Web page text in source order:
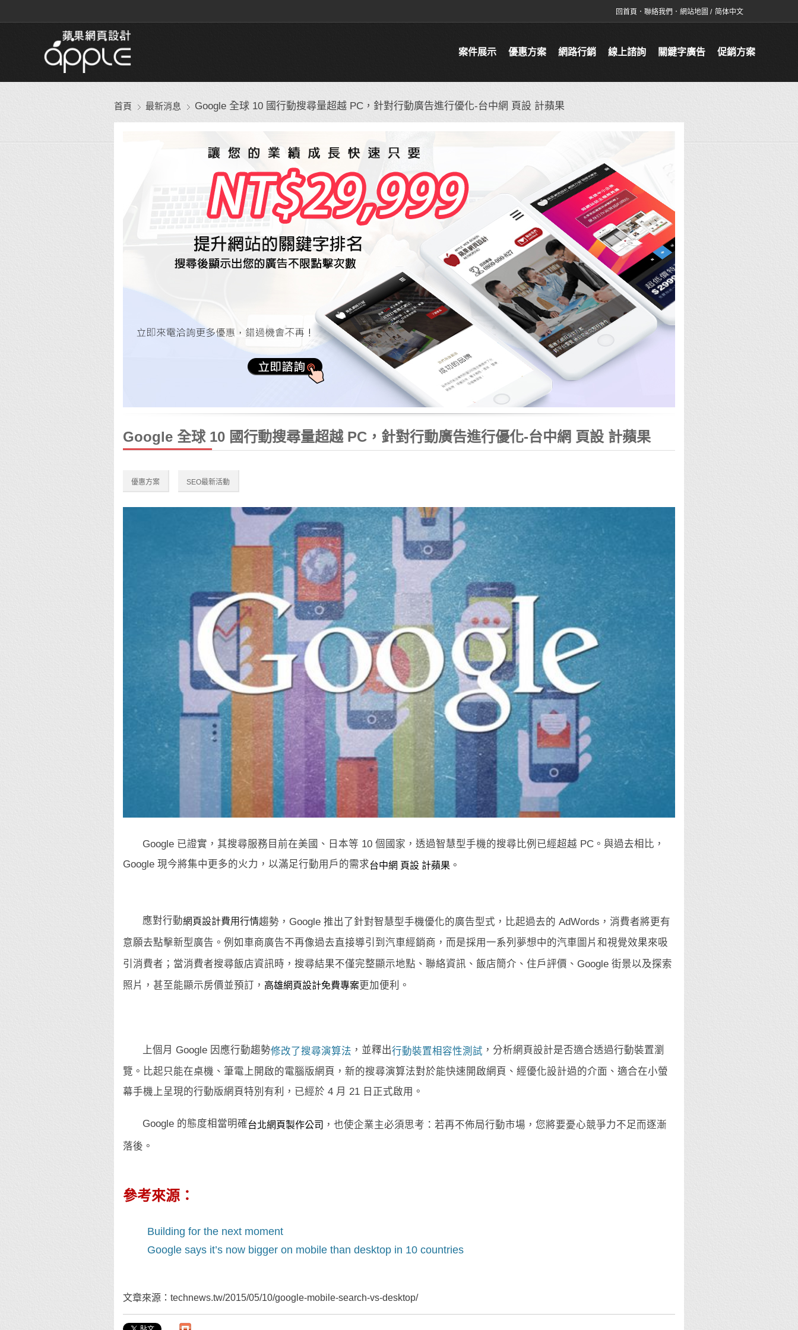
简体中文
網站地圖 /
聯絡我們 ．
回首頁 ．
案件展示 優惠方案 網路行銷 線上諮詢 關鍵字廣告 促銷方案
首頁 最新消息 Google 全球 10 國行動搜尋量超越 PC，針對行動廣告進行優化-台中網 頁設 計蘋果
Google 全球 10 國行動搜尋量超越 PC，針對行動廣告進行優化-台中網 頁設 計蘋果
優惠方案 SEO最新活動
Google 已證實，其搜尋服務目前在美國、日本等 10 個國家，透過智慧型手機的搜尋比例已經超越 PC。與過去相比，
Google 現今將集中更多的火力，以滿足行動用戶的需求台中網 頁設 計蘋果 。
應對行動網頁設計費用行情趨勢 ，Google 推出了針對智慧型手機優化的廣告型式，比起過去的 AdWords，消費者將更有
意願去點擊新型廣告。例如車商廣告不再像過去直接導引到汽車經銷商，而是採用一系列夢想中的汽車圖片和視覺效果來吸
引消費者；當消費者搜尋飯店資訊時，搜尋結果不僅完整顯示地點、聯絡資訊、飯店簡介、住戶評價、Google 街景以及探索
照片，甚至能顯示房價並預訂， 高雄網頁設計免費專案更加便利。
上個月 Google 因應行動趨勢修改了搜尋演算法 ，並釋出行動裝置相容性測試 ，分析網頁設計是否適合透過行動裝置瀏
覽。比起只能在桌機、筆電上開啟的電腦版網頁，新的搜尋演算法對於能快速開啟網頁、經優化設計過的介面、適合在小螢
幕手機上呈現的行動版網頁特別有利，已經於 4 月 21 日正式啟用。
Google 的態度相當明確台北網頁製作公司 ，也使企業主必須思考：若再不佈局行動市場，您將要憂心競爭力不足而逐漸
落後。
參考來源：
Building for the next moment
Google says it’s now bigger on mobile than desktop in 10 countries
文章來源：technews.tw/2015/05/10/google-mobile-search-vs-desktop/